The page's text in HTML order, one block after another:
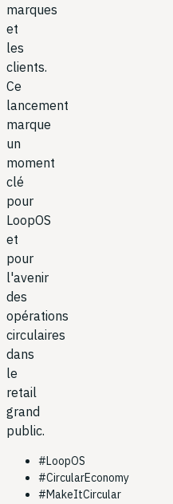
marques
et
les
clients.
Ce
lancement
marque
un
moment
clé
pour
LoopOS
et
pour
l'avenir
des
opérations
circulaires
dans
le
retail
grand
public.
#LoopOS
#CircularEconomy
#MakeItCircular